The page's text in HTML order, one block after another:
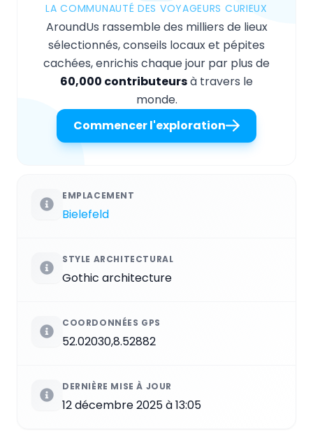
LA COMMUNAUTÉ DES VOYAGEURS CURIEUX
AroundUs rassemble des milliers de lieux
sélectionnés, conseils locaux et pépites
cachées, enrichis chaque jour par plus de
60,000 contributeursà travers le
monde.
Commencer l'exploration
EMPLACEMENT
Bielefeld
STYLE ARCHITECTURAL
Gothic architecture
COORDONNÉES GPS
52.02030,8.52882
DERNIÈRE MISE À JOUR
12 décembre 2025 à 13:05